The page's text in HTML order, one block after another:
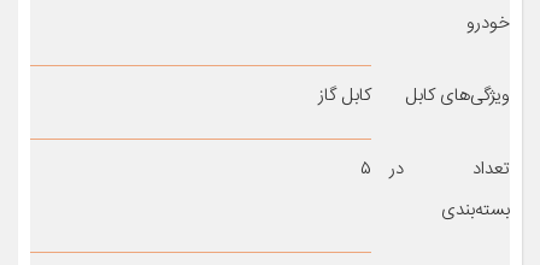
خودرو
ویژگی‌های کابل کابل گاز
تعداد در
بسته‌بندی
۵